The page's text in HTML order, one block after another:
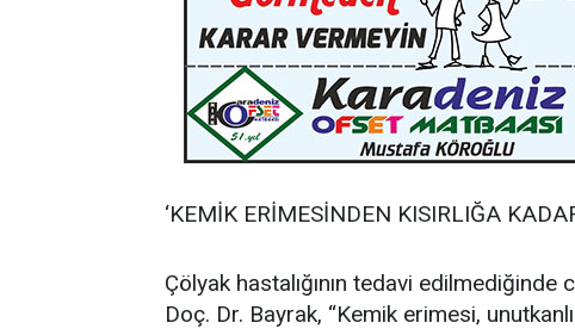
‘KEMİK ERİMESİNDEN KISIRLIĞA
Çölyak hastalığının tedavi
Doç. Dr. Bayrak, “Kemik erimesi,